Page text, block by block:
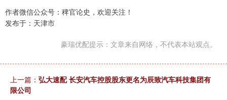
作者微信公众号：稗官论史，欢迎关注！
发布于：天津市
豪瑞优配提示：文章来自网络，不代表本站观点。
上一篇： 弘大速配 长安汽车控股股东更名为辰致汽车科技集团有
限公司